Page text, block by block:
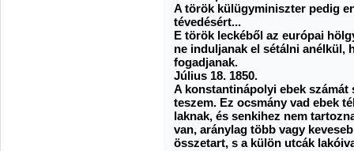
A török külügyminiszter pedig
tévedésért...
E török leckéből az európai
ne induljanak el sétálni anélkül,
fogadjanak.
Július 18. 1850.
A konstantinápolyi ebek számát
teszem. Ez ocsmány vad ebek
laknak, és senkihez nem
van, aránylag több vagy
összetart, s a külön utcák